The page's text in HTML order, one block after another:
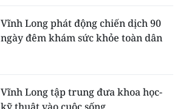
Vĩnh Long phát động chiến dịch 90
ngày đêm khám sức khỏe toàn dân
Vĩnh Long tập trung đưa khoa học-